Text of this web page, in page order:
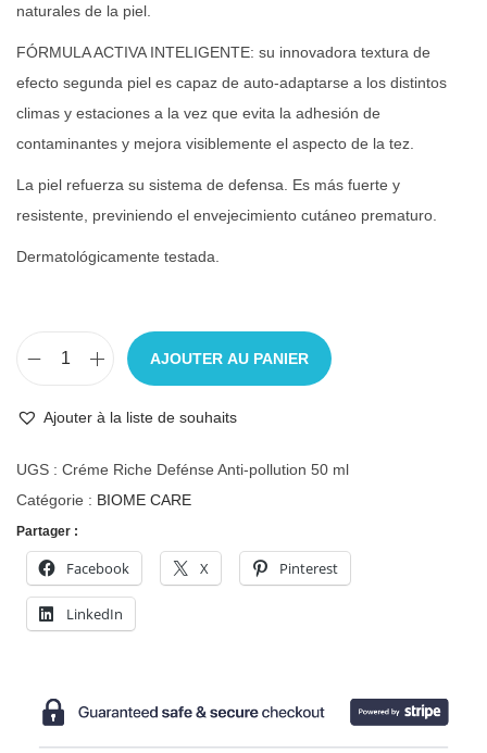
naturales de la piel.
FÓRMULA ACTIVA INTELIGENTE: su innovadora textura de
efecto segunda piel es capaz de auto-adaptarse a los distintos
climas y estaciones a la vez que evita la adhesión de
contaminantes y mejora visiblemente el aspecto de la tez.
La piel refuerza su sistema de defensa. Es más fuerte y
resistente, previniendo el envejecimiento cutáneo prematuro.
Dermatológicamente testada.
AJOUTER AU PANIER
Ajouter à la liste de souhaits
UGS : Créme Riche Defénse Anti-pollution 50 ml
Catégorie : BIOME CARE
Partager :
Facebook X Pinterest
LinkedIn